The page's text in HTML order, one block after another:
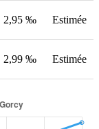
2,95 ‰ Estimée
2,99 ‰ Estimée